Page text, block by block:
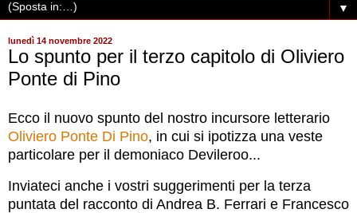
▼
lunedì 14 novembre 2022
Lo spunto per il terzo capitolo di Oliviero
Ponte di Pino
Ecco il nuovo spunto del nostro incursore letterario
Oliviero Ponte Di Pino, in cui si ipotizza una veste
particolare per il demoniaco Devileroo...
Inviateci anche i vostri suggerimenti per la terza
puntata del racconto di Andrea B. Ferrari e Francesco